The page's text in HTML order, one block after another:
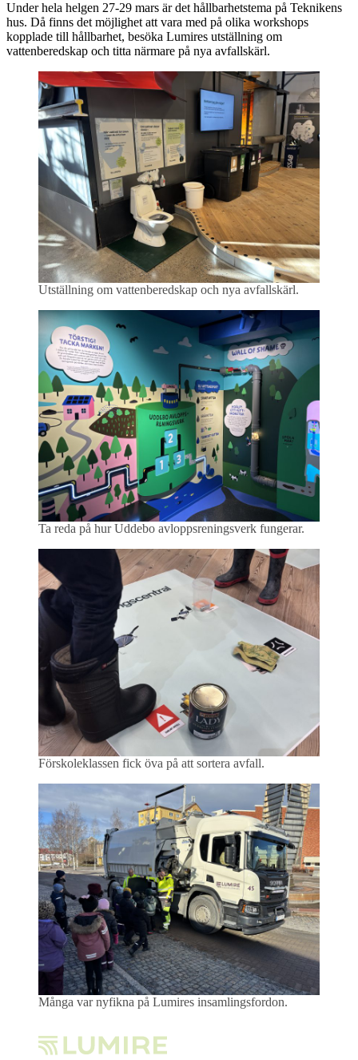
Under hela helgen 27-29 mars är det hållbarhetstema på Teknikens
hus. Då finns det möjlighet att vara med på olika workshops
kopplade till hållbarhet, besöka Lumires utställning om
vattenberedskap och titta närmare på nya avfallskärl.
Utställning om vattenberedskap och nya avfallskärl.
Ta reda på hur Uddebo avloppsreningsverk fungerar.
Förskoleklassen fick öva på att sortera avfall.
Många var nyfikna på Lumires insamlingsfordon.